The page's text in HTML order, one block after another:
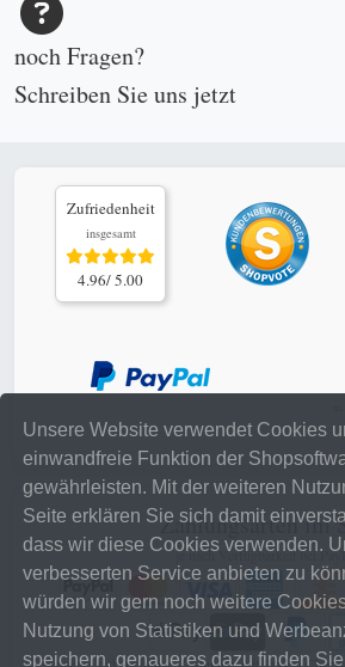
Unsere Website verwendet Cookies
einwandfreie Funktion der
gewährleisten. Mit der weiteren
Seite erklären Sie sich damit
dass wir diese Cookies verwenden.
verbesserten Service anbieten zu
würden wir gern noch weitere
Nutzung von Statistiken und
speichern, genaueres dazu finden
noch Fragen?
Schreiben Sie uns jetzt
Zufriedenheit
insgesamt
4.96/ 5.00
Zahlungsarten im
je nach Verfügbarkeit bei
schnelle, sichere online Zahlungen mit PayPal